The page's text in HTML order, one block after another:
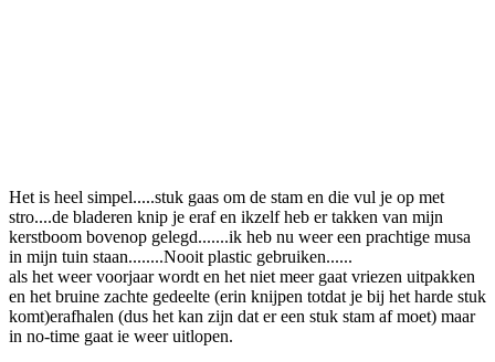
Het is heel simpel.....stuk gaas om de stam en die vul je op met
stro....de bladeren knip je eraf en ikzelf heb er takken van mijn
kerstboom bovenop gelegd.......ik heb nu weer een prachtige musa
in mijn tuin staan........Nooit plastic gebruiken......
als het weer voorjaar wordt en het niet meer gaat vriezen uitpakken
en het bruine zachte gedeelte (erin knijpen totdat je bij het harde stuk
komt)erafhalen (dus het kan zijn dat er een stuk stam af moet) maar
in no-time gaat ie weer uitlopen.